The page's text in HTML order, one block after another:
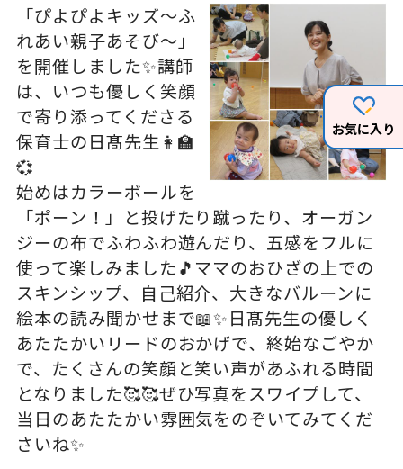
お気に入り
「ぴよぴよキッズ～ふ
れあい親子あそび～」
を開催しました✨講師
は、いつも優しく笑顔
で寄り添ってくださる
保育士の日髙先生👩‍🏫
💞
始めはカラーボールを
「ポーン！」と投げたり蹴ったり、オーガン
ジーの布でふわふわ遊んだり、五感をフルに
使って楽しみました🎵ママのおひざの上での
スキンシップ、自己紹介、大きなバルーンに
絵本の読み聞かせまで📖✨日髙先生の優しく
あたたかいリードのおかげで、終始なごやか
で、たくさんの笑顔と笑い声があふれる時間
となりました🥰🥰ぜひ写真をスワイプして、
当日のあたたかい雰囲気をのぞいてみてくだ
さいね✨